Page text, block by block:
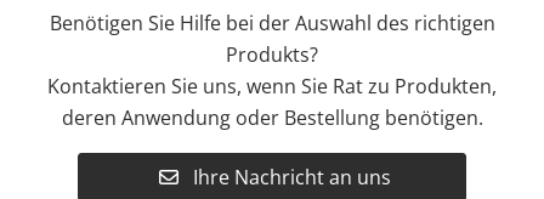
Benötigen Sie Hilfe bei der Auswahl des richtigen
Produkts?
Kontaktieren Sie uns, wenn Sie Rat zu Produkten,
deren Anwendung oder Bestellung benötigen.
Ihre Nachricht an uns